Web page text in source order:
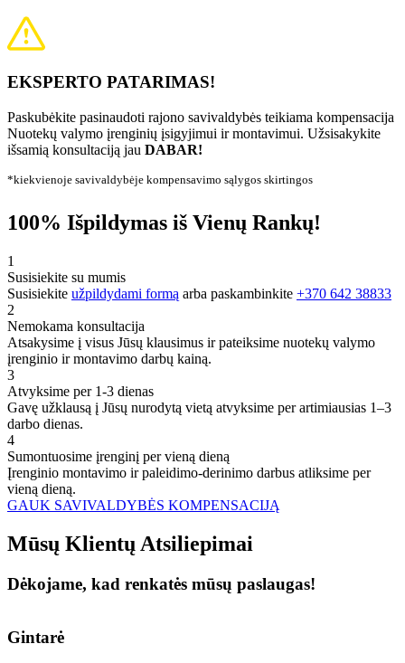
EKSPERTO PATARIMAS!
Paskubėkite pasinaudoti rajono savivaldybės teikiama kompensacija
Nuotekų valymo įrenginių įsigyjimui ir montavimui. Užsisakykite
išsamią konsultaciją jau DABAR!
*kiekvienoje savivaldybėje kompensavimo sąlygos skirtingos
100% Išpildymas iš Vienų Rankų!
1
Susisiekite su mumis
Susisiekite užpildydami formą arba paskambinkite +370 642 38833
2
Nemokama konsultacija
Atsakysime į visus Jūsų klausimus ir pateiksime nuotekų valymo
įrenginio ir montavimo darbų kainą.
3
Atvyksime per 1-3 dienas
Gavę užklausą į Jūsų nurodytą vietą atvyksime per artimiausias 1–3
darbo dienas.
4
Sumontuosime įrenginį per vieną dieną
Įrenginio montavimo ir paleidimo-derinimo darbus atliksime per
vieną dieną.
GAUK SAVIVALDYBĖS KOMPENSACIJĄ
Mūsų Klientų Atsiliepimai
Dėkojame, kad renkatės mūsų paslaugas!
Gintarė